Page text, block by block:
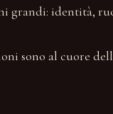
grandi: identità,
sono al cuore